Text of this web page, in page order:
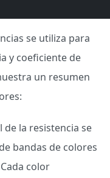
se utiliza para
y coeficiente de
un resumen
la resistencia se
bandas de colores
color